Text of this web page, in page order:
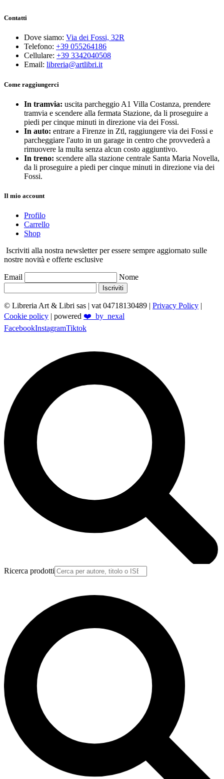
Contatti
Dove siamo: Via dei Fossi, 32R
Telefono: +39 055264186
Cellulare: +39 3342040508
Email: libreria@artlibri.it
Come raggiungerci
In tramvia: uscita parcheggio A1 Villa Costanza, prendere
tramvia e scendere alla fermata Stazione, da li proseguire a
piedi per cinque minuti in direzione via dei Fossi.
In auto: entrare a Firenze in Ztl, raggiungere via dei Fossi e
parcheggiare l'auto in un garage in centro che provvederà a
rimuovere la multa senza alcun costo aggiuntivo.
In treno: scendere alla stazione centrale Santa Maria Novella,
da li proseguire a piedi per cinque minuti in direzione via dei
Fossi.
Il mio account
Profilo
Carrello
Shop
Iscriviti alla nostra newsletter per essere sempre aggiornato sulle
nostre novità e offerte esclusive
Email Nome
Iscriviti
© Libreria Art & Libri sas | vat 04718130489 | Privacy Policy |
Cookie policy | powered ❤️_by_nexal
FacebookInstagramTiktok
Ricerca prodotti